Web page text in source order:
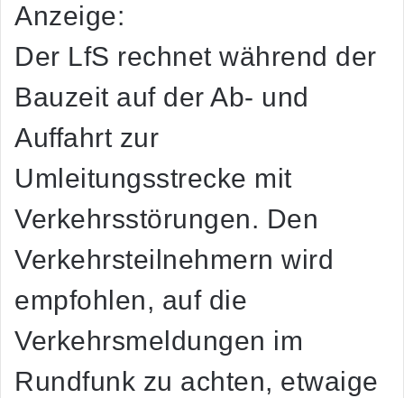
Anzeige:
Der LfS rechnet während der
Bauzeit auf der Ab- und
Auffahrt zur
Umleitungsstrecke mit
Verkehrsstörungen. Den
Verkehrsteilnehmern wird
empfohlen, auf die
Verkehrsmeldungen im
Rundfunk zu achten, etwaige